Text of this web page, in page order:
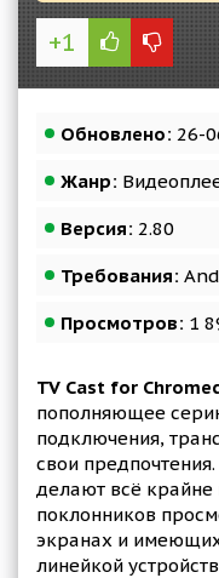
+1
Обновлено: 26-
Жанр:
Версия: 2.80
Требования:
Просмотров: 1
TV Cast for
пополняющее
подключения,
свои
делают всё
поклонников
экранах и
линейкой